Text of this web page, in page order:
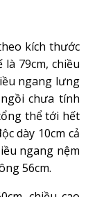
kích thước
79cm, chiều
ngang lưng
chưa tính
thể tới hết
dày 10cm cả
ngang nệm
56cm.